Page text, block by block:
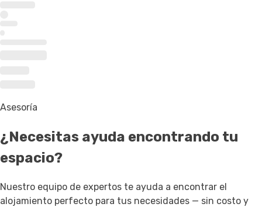
Asesoría
¿Necesitas ayuda encontrando tu
espacio?
Nuestro equipo de expertos te ayuda a encontrar el
alojamiento perfecto para tus necesidades — sin costo y